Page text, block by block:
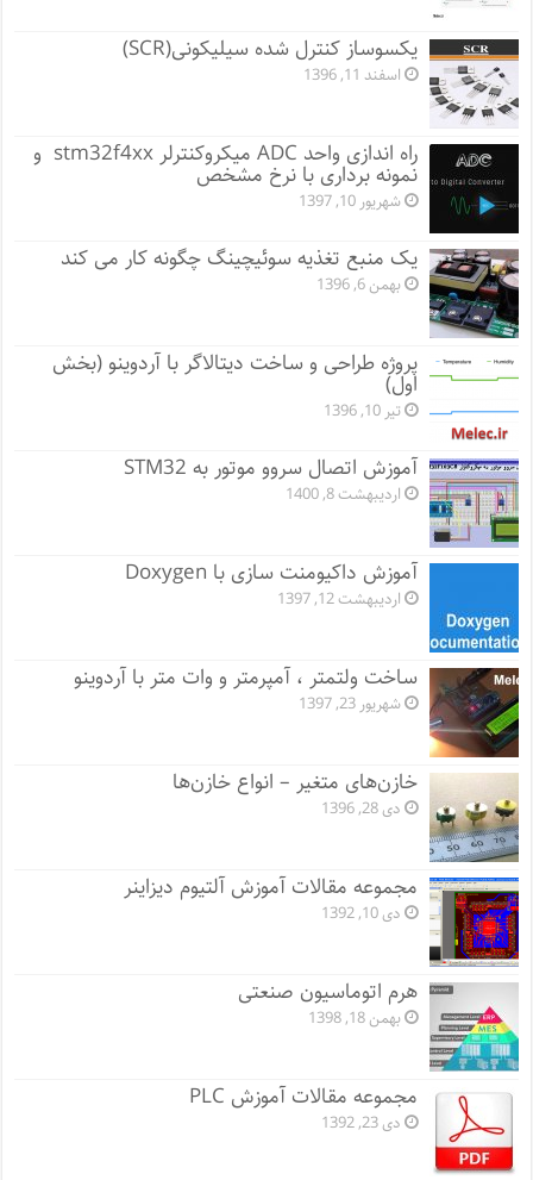
یکسوساز کنترل شده سیلیکونی(SCR)
اسفند 11, 1396
راه اندازی واحد ADC میکروکنترلر stm32f4xx و
نمونه برداری با نرخ مشخص
شهریور 10, 1397
یک منبع تغذیه سوئیچینگ چگونه کار می کند
بهمن 6, 1396
پروژه طراحی و ساخت دیتالاگر با آردوینو (بخش
اول)
تیر 10, 1396
آموزش اتصال سروو موتور به STM32
اردیبهشت 8, 1400
آموزش داکیومنت سازی با Doxygen
اردیبهشت 12, 1397
ساخت ولتمتر ، آمپرمتر و وات متر با آردوینو
شهریور 23, 1397
خازن‌های متغیر – انواع خازن‌ها
دی 28, 1396
مجموعه مقالات آموزش آلتیوم دیزاینر
دی 10, 1392
هرم اتوماسیون صنعتی
بهمن 18, 1398
مجموعه مقالات آموزش PLC
دی 23, 1392